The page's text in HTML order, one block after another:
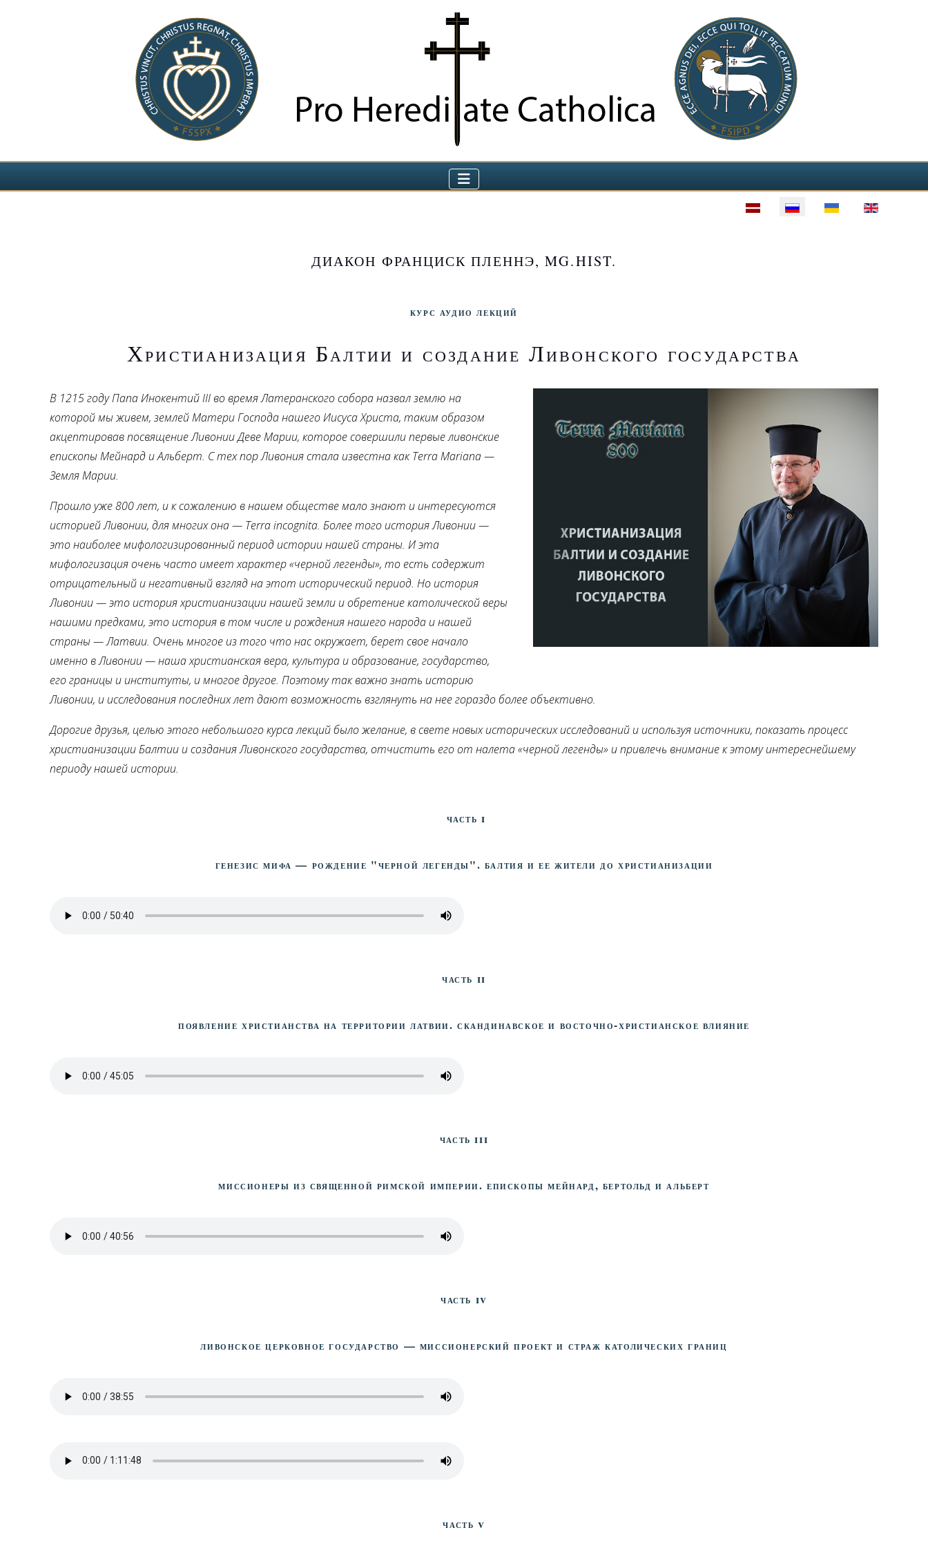
ДИАКОН ФРАНЦИСК ПЛЕННЭ, MG.HIST.
Курс аудио лекций
Христианизация Балтии и создание Ливонского государства
В 1215 году Папа Инокентий III во время Латеранского собора назвал землю на
которой мы живем, землей Матери Господа нашего Иисуса Христа, таким образом
акцептировав посвящение Ливонии Деве Марии, которое совершили первые ливонские
епископы Мейнард и Альберт. С тех пор Ливония стала известна как Terra Mariana —
Земля Марии.
Прошло уже 800 лет, и к сожалению в нашем обществе мало знают и интересуются
историей Ливонии, для многих она — Terra incognita. Более того история Ливонии —
это наиболее мифологизированный период истории нашей страны. И эта
мифологизация очень часто имеет характер «черной легенды», то есть содержит
отрицательный и негативный взгляд на этот исторический период. Но история
Ливонии — это история христианизации нашей земли и обретение католической веры
нашими предками, это история в том числе и рождения нашего народа и нашей
страны — Латвии. Очень многое из того что нас окружает, берет свое начало
именно в Ливонии — наша христианская вера, культура и образование, государство,
его границы и институты, и многое другое. Поэтому так важно знать историю
Ливонии, и исследования последних лет дают возможность взглянуть на нее гораздо более объективно.
Дорогие друзья, целью этого небольшого курса лекций было желание, в свете новых исторических исследований и используя источники, показать процесс
христианизации Балтии и создания Ливонского государства, отчистить его от налета «черной легенды» и привлечь внимание к этому интереснейшему
периоду нашей истории.
Часть I
Генезис мифа — рождение "черной легенды". Балтия и ее жители до христианизации
Часть II
Появление христианства на территории Латвии. Скандинавское и Восточно-христианское влияние
Часть III
Миссионеры из Священной Римской империи. Епископы Мейнард, Бертольд и Альберт
Часть IV
Ливонское церковное государство — миссионерский проект и страж католических границ
Часть V